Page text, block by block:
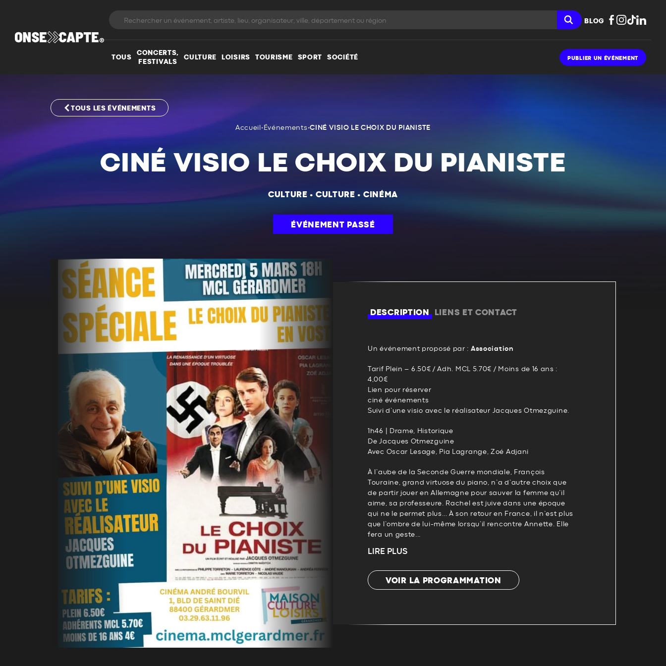
BLOG
TOUS
CONCERTS,
FESTIVALS
CULTURE LOISIRS TOURISME SPORT SOCIÉTÉ PUBLIER UN ÉVÉNEMENT
TOUS LES ÉVÉNEMENTS
Accueil • Événements•CINÉ VISIO LE CHOIX DU PIANISTE
CINÉ VISIO LE CHOIX DU PIANISTE
CULTURE • CULTURE • CINÉMA
ÉVÉNEMENT PASSÉ
DESCRIPTION LIENS ET CONTACT
Un événement proposé par : Association
Tarif Plein – 6.50€ / Adh. MCL 5.70€ / Moins de 16 ans :
4,00€
Lien pour réserver
ciné événements
Suivi d’une visio avec le réalisateur Jacques Otmezguine.
1h46 | Drame, Historique
De Jacques Otmezguine
Avec Oscar Lesage, Pia Lagrange, Zoé Adjani
À l’aube de la Seconde Guerre mondiale, François
Touraine, grand virtuose du piano, n’a d’autre choix que
de partir jouer en Allemagne pour sauver la femme qu’il
aime, sa professeure. Rachel est juive dans une époque
qui ne le permet plus… À son retour en France, il n’est plus
que l’ombre de lui-même lorsqu’il rencontre Annette. Elle
fera un geste...
LIRE PLUS
VOIR LA PROGRAMMATION